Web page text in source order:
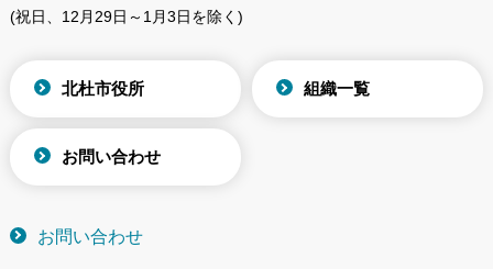
(祝日、12月29日～1月3日を除く)
北杜市役所 組織一覧
お問い合わせ
お問い合わせ